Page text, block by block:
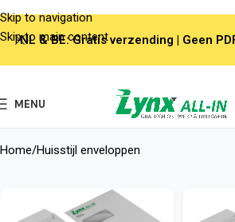
Skip to navigation
Skip to main content
MENU
Home Huisstijl enveloppen
NL & BE: Gratis verzending | Geen